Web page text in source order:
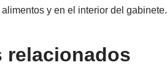
y en el interior del gabinete.
relacionados